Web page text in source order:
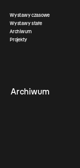
Wystawy czasowe
Wystawy stałe
Archiwum
Projekty
Archiwum